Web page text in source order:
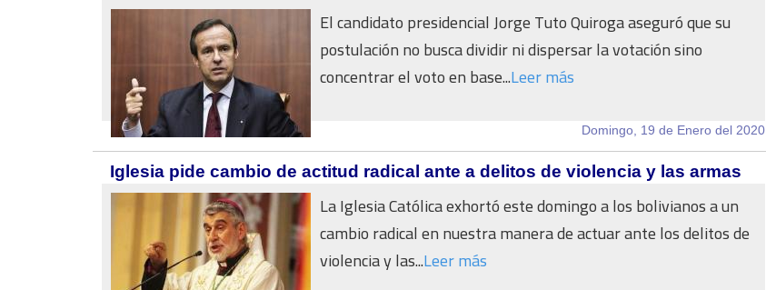
El candidato presidencial Jorge Tuto Quiroga aseguró que su
postulación no busca dividir ni dispersar la votación sino
concentrar el voto en base...Leer más
Domingo, 19 de Enero del 2020
Iglesia pide cambio de actitud radical ante a delitos de violencia y las armas
La Iglesia Católica exhortó este domingo a los bolivianos a un
cambio radical en nuestra manera de actuar ante los delitos de
violencia y las...Leer más